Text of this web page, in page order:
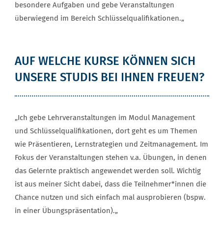
besondere Aufgaben und gebe Veranstaltungen
überwiegend im Bereich Schlüsselqualifikationen.„
AUF WELCHE KURSE KÖNNEN SICH
UNSERE STUDIS BEI IHNEN FREUEN?
„Ich gebe Lehrveranstaltungen im Modul Management
und Schlüsselqualifikationen, dort geht es um Themen
wie Präsentieren, Lernstrategien und Zeitmanagement. Im
Fokus der Veranstaltungen stehen v.a. Übungen, in denen
das Gelernte praktisch angewendet werden soll. Wichtig
ist aus meiner Sicht dabei, dass die Teilnehmer*innen die
Chance nutzen und sich einfach mal ausprobieren (bspw.
in einer Übungspräsentation).„